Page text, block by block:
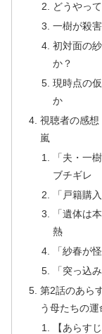
どうやっ
一樹が殺
初対面の
か？
現時点の
か
視聴者の感
嵐
「夫・一
ブチギレ
「戸籍購
「遺体は
熱
「紗春が
「突っ込
第2話のあら
う母たちの運
【あらす